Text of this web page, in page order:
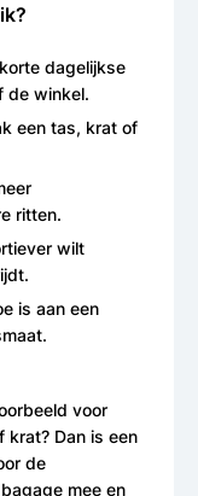
dagelijkse
de winkel.
een tas, krat of
ritten.
wilt
is aan een
voor
krat? Dan is een
de
mee en